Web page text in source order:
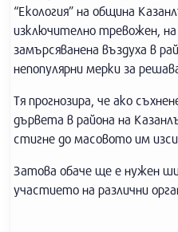
“Екология” на община
изключително тревожен,
замърсяванена въздуха в
непопулярни мерки за
Тя прогнозира, че ако
дървета в района на
стигне до масовото им
Затова обаче ще е нужен
участието на различни